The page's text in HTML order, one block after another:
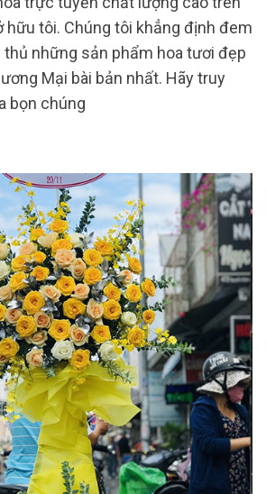
hữu tôi. Chúng tôi khẳng định đem
thủ những sản phẩm hoa tươi đẹp
Mại bài bản nhất. Hãy truy
bọn chúng